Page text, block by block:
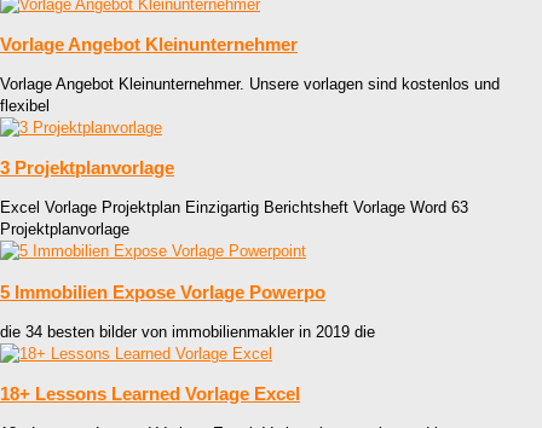
Vorlage Angebot Kleinunternehmer
Vorlage Angebot Kleinunternehmer. Unsere vorlagen sind kostenlos und
flexibel
3 Projektplanvorlage
Excel Vorlage Projektplan Einzigartig Berichtsheft Vorlage Word 63
Projektplanvorlage
5 Immobilien Expose Vorlage Powerpo
die 34 besten bilder von immobilienmakler in 2019 die
18+ Lessons Learned Vorlage Excel